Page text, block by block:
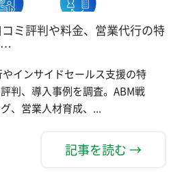
ミ評判や料金、営業代行の特
…
インサイドセールス支援の特
判、導入事例を調査。ABM戦
、営業人材育成、...
記事を読む →